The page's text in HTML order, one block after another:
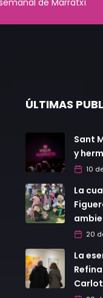
ÚLTIMAS
Sant
y
10
La
20
La